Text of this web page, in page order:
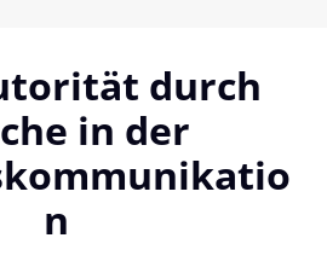
durch
in der
n